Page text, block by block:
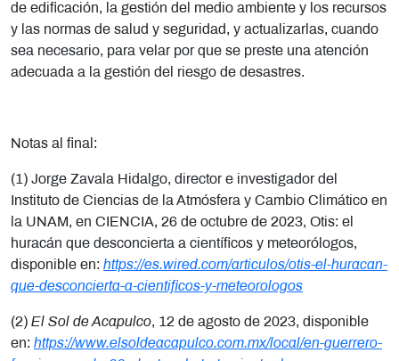
de edificación, la gestión del medio ambiente y los recursos
y las normas de salud y seguridad, y actualizarlas, cuando
sea necesario, para velar por que se preste una atención
adecuada a la gestión del riesgo de desastres.
Notas al final:
(1) Jorge Zavala Hidalgo, director e investigador del
Instituto de Ciencias de la Atmósfera y Cambio Climático en
la UNAM, en CIENCIA, 26 de octubre de 2023, Otis: el
huracán que desconcierta a científicos y meteorólogos,
disponible en: https://es.wired.com/articulos/otis-el-huracan-
que-desconcierta-a-cientificos-y-meteorologos
(2) El Sol de Acapulco, 12 de agosto de 2023, disponible
en: https://www.elsoldeacapulco.com.mx/local/en-guerrero-